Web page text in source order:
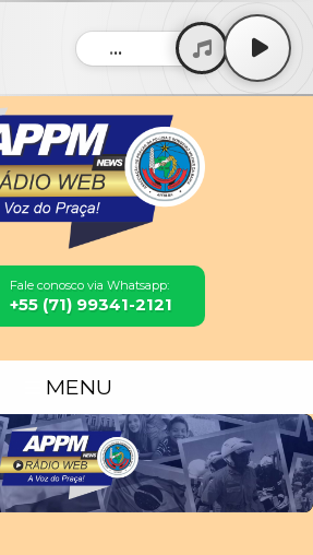
...
Fale conosco via Whatsapp:
+55 (71) 99341-2121
MENU